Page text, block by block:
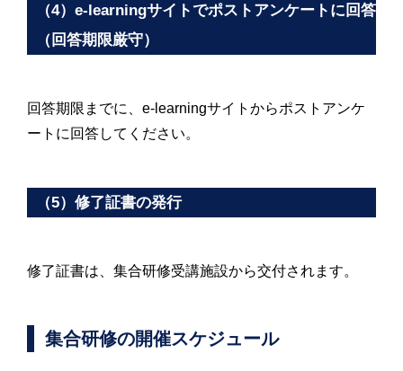
（4）e-learningサイトでポストアンケートに回答
（回答期限厳守）
回答期限までに、e-learningサイトからポストアンケ
ートに回答してください。
（5）修了証書の発行
修了証書は、集合研修受講施設から交付されます。
集合研修の開催スケジュール